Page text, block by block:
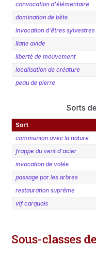
convocation d'élémentaire
domination de bête
invocation d'êtres sylvestres
liane avide
liberté de mouvement
localisation de créature
peau de pierre
Sort
communion avec la nature
frappe du vent d'acier
invocation de volée
passage par les arbres
restauration suprême
vif carquois
Sorts
Sous-classes